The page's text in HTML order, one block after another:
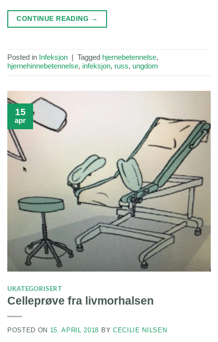
CONTINUE READING →
Posted in Infeksjon | Tagged hjernebetennelse,
hjernehinnebetennelse, infeksjon, russ, ungdom
15
apr
UKATEGORISERT
Celleprøve fra livmorhalsen
POSTED ON 15. APRIL 2018 BY CECILIE NILSEN